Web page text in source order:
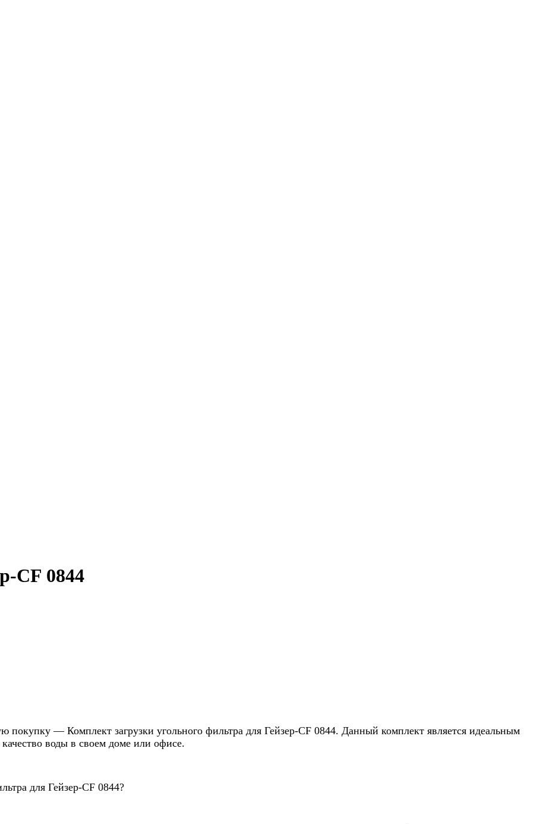
CF 0844
— Комплект загрузки угольного фильтра для Гейзер-CF 0844. Данный комплект является идеальным
воды в своем доме или офисе.
для Гейзер-CF 0844?